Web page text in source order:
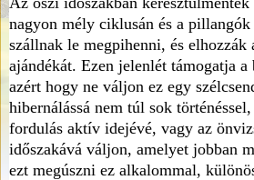
nagyon mély ciklusán és a
szállnak le megpihenni, és elhozzák
ajándékát. Ezen jelenlét támogatja
azért hogy ne váljon ez egy
hibernálássá nem túl sok
fordulás aktív idejévé, vagy az
időszakává váljon, amelyet jobban
ezt megúszni ez alkalommal,